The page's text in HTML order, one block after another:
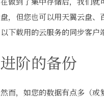
盘，但您也可以用天翼云盘
以下载用的云服务的同步客户
进阶的备份
然而，如您的数据有点多（或